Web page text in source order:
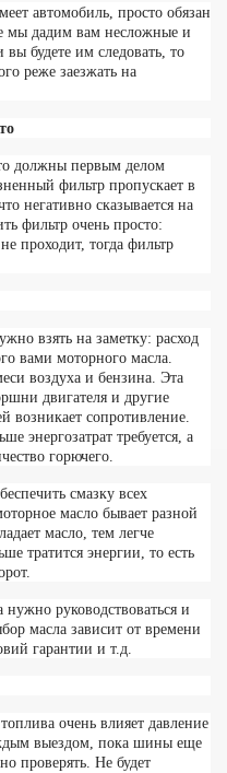
автомобиль, просто обязан
мы дадим вам несложные и
будете им следовать, то
реже заезжать на
должны первым делом
фильтр пропускает в
негативно сказывается на
фильтр очень просто:
проходит, тогда фильтр
взять на заметку: расход
вами моторного масла.
воздуха и бензина. Эта
двигателя и другие
возникает сопротивление.
энергозатрат требуется, а
горючего.
смазку всех
масло бывает разной
масло, тем легче
тратится энергии, то есть
руководствоваться и
масла зависит от времени
гарантии и т.д.
очень влияет давление
выездом, пока шины еще
проверять. Не будет